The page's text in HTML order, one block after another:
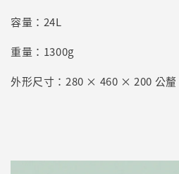
容量：24L
重量：1300g
外形尺寸：280 × 460 × 200 公釐